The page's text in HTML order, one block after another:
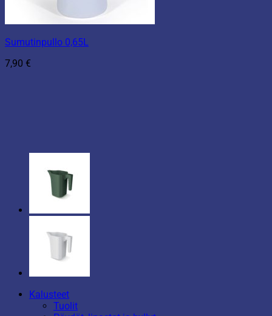
Sumutinpullo 0,65L
7,90 €
Kalusteet
Tuolit